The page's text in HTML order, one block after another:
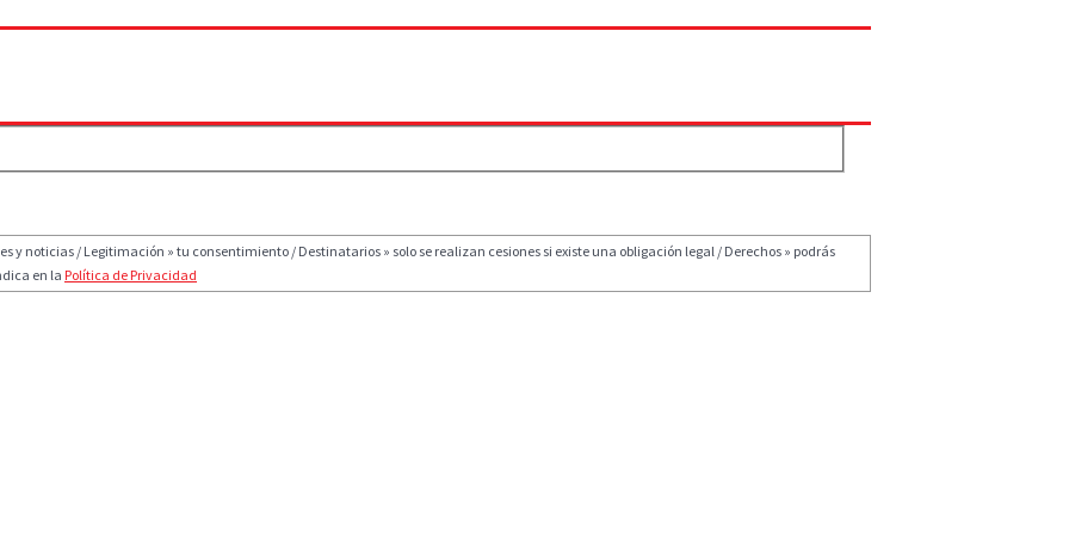
noticias / Legitimación » tu consentimiento / Destinatarios » solo se realizan cesiones si existe una obligación legal / Derechos » podrás
en la Política de Privacidad